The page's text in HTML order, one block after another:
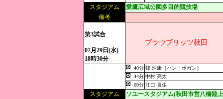
スタジアム
愛鷹広域公園多目的競技場
備考
第3試合
07月29日(水)
18時30分
ブラウブリッツ秋田
40分 韓 浩康［ハン・ホガン］
44分 中村 亮太
69分 江口 直生
スタジアム
ソユースタジアム(秋田市営八橋陸